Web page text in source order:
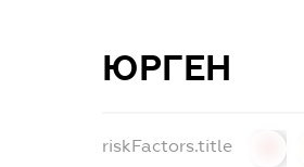
ЮРГЕН
riskFactors.title